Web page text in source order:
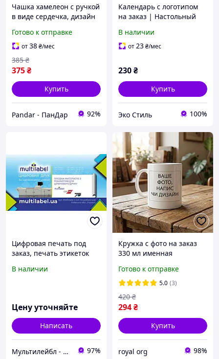
Чашка хамелеон с ручкой
в виде сердечка, дизайн
Готово к отправке
от38₴/мес
375₴
385 ₴
Купить
Pandar - ПанДар 92%
Календарь с логотипом
на заказ | Настольный
брендированный
календарь с вашим
В наличии
от23₴/мес
230₴
Купить
Эко Стиль 100%
Цифровая печать под
заказ, печать этикеток
индивидуальным
В наличии
Цену уточняйте
Написать
Мультилейбл - Друк етикеток, наклейок, стікерів, Україна, Київ. 97%
Кружка с фото на заказ
330 мл именная
надписью и
индивидуальным
дизайном
Готово к отправке
5.0 (3)
294₴
420 ₴
Купить
royal org 98%